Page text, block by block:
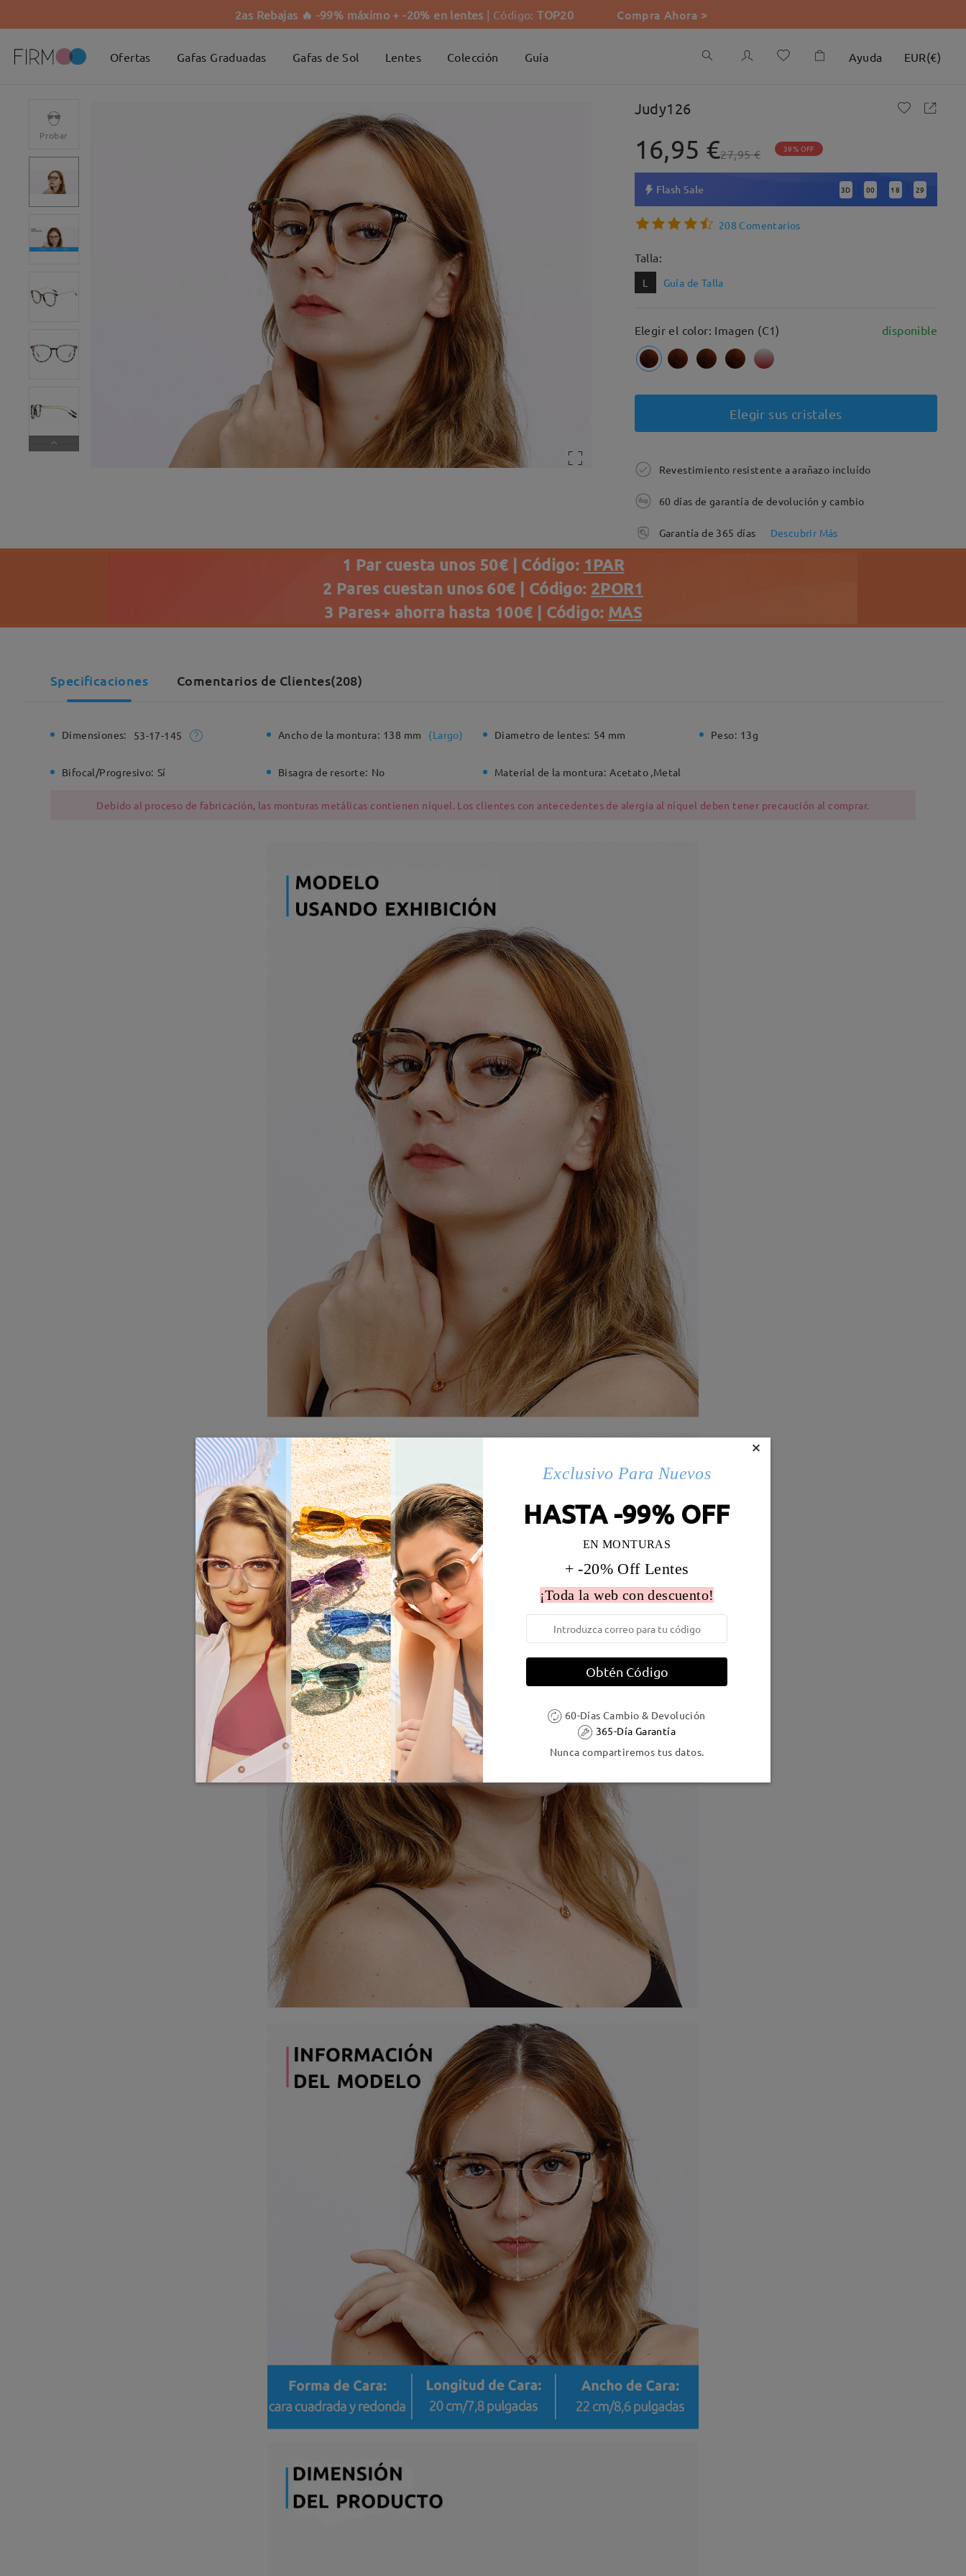
2as Rebajas 🔥 -99% máximo + -20% en lentes | Código:TOP20 Compra Ahora >
Ofertas Gafas Graduadas Gafas de Sol Lentes Colección Guía Ayuda EUR(€)
Probar
Judy126
16,95 €27,95 € 39% OFF
Flash Sale 3D : 00 : 18 : 27
208 Comentarios
Talla:
L Guía de Talla
Elegir el color: Imagen (C1) disponible
Elegir sus cristales
Revestimiento resistente a arañazo incluído
60 días de garantía de devolución y cambio
Garantía de 365 días Descubrir Más
1 Par cuesta unos 50€ | Código: 1PAR
2 Pares cuestan unos 60€ | Código: 2POR1
3 Pares+ ahorra hasta 100€ | Código: MAS
Specificaciones Comentarios de Clientes(208)
Dimensiones: 53-17-145 Ancho de la montura: 138 mm (Largo) Diametro de lentes: 54 mm Peso: 13g
Bifocal/Progresivo: Sí Bisagra de resorte: No Material de la montura: Acetato ,Metal
Debido al proceso de fabricación, las monturas metálicas contienen níquel. Los clientes con antecedentes de alergia al níquel deben tener precaución al comprar.
×
Exclusivo Para Nuevos
HASTA -99% OFF
EN MONTURAS
+ -20% Off Lentes
¡Toda la web con descuento!
Obtén Código
60-Días Cambio & Devolución
365-Día Garantía
Nunca compartiremos tus datos.